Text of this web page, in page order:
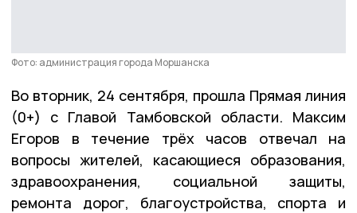
Фото: администрация города Моршанска
Во вторник, 24 сентября, прошла Прямая линия
(0+) с Главой Тамбовской области. Максим
Егоров в течение трёх часов отвечал на
вопросы жителей, касающиеся образования,
здравоохранения, социальной защиты,
ремонта дорог, благоустройства, спорта и